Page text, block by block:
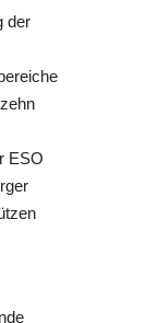
der
ESO